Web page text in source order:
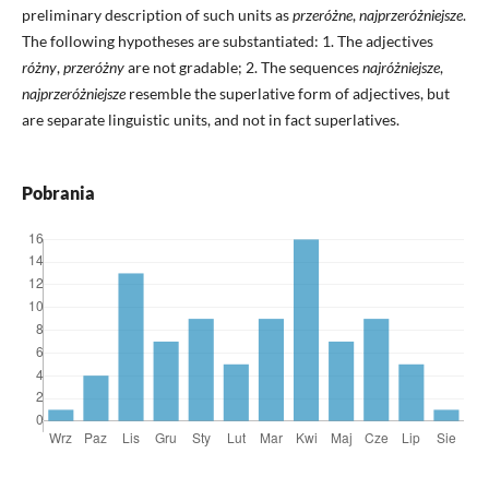
preliminary description of such units asprzeróżne,najprzeróżniejsze.
The following hypotheses are substantiated: 1. The adjectives
różny,przeróżnyare not gradable; 2. The sequencesnajróżniejsze,
najprzeróżniejszeresemble the superlative form of adjectives, but
are separate linguistic units, and not in fact superlatives.
Pobrania